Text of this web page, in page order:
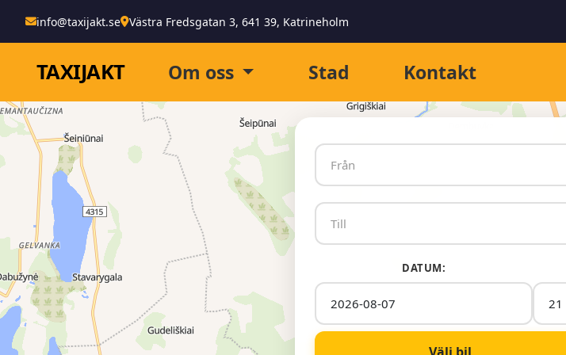
info@taxijakt.se Västra Fredsgatan 3, 641 39, Katrineholm
TAXIJAKT Om oss Stad Kontakt
DATUM: